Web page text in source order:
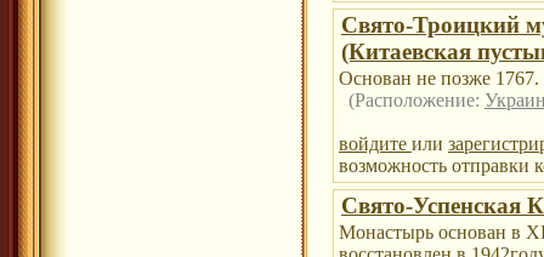
Свято-Троицкий
(Китаевская
Основан не позже 1767.
(Расположение:
войдите или
возможность отправки
Свято-Успенская
Монастырь основан в